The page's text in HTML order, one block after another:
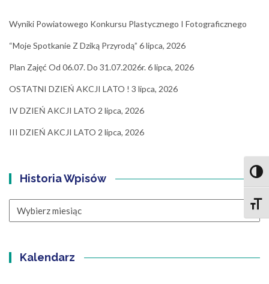
Wyniki Powiatowego Konkursu Plastycznego I Fotograficznego
“Moje Spotkanie Z Dziką Przyrodą” 6 lipca, 2026
Plan Zajęć Od 06.07. Do 31.07.2026r.6 lipca, 2026
OSTATNI DZIEŃ AKCJI LATO ! 3 lipca, 2026
IV DZIEŃ AKCJI LATO 2 lipca, 2026
III DZIEŃ AKCJI LATO 2 lipca, 2026
Historia Wpisów
Historia
Wpisów
Kalendarz